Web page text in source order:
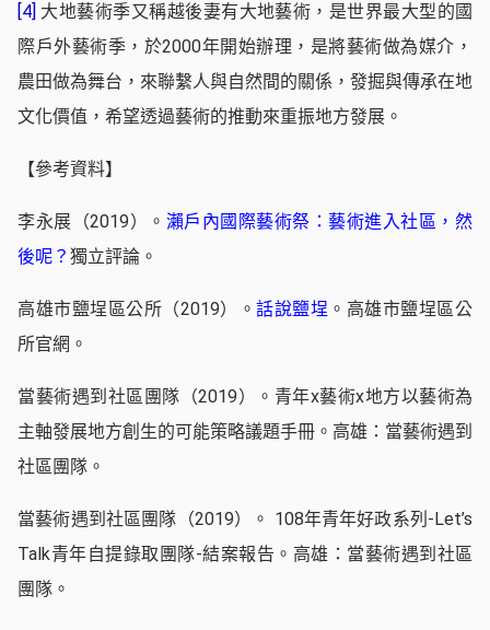
[4] 大地藝術季又稱越後妻有大地藝術，是世界最大型的國
際戶外藝術季，於2000年開始辦理，是將藝術做為媒介，
農田做為舞台，來聯繫人與自然間的關係，發掘與傳承在地
文化價值，希望透過藝術的推動來重振地方發展。
【參考資料】
李永展（2019）。 瀨戶內國際藝術祭：藝術進入社區，然
後呢？ 獨立評論。
高雄市鹽埕區公所（2019）。話說鹽埕 。高雄市鹽埕區公
所官網。
當藝術遇到社區團隊（2019）。青年x藝術x地方以藝術為
主軸發展地方創生的可能策略議題手冊。高雄：當藝術遇到
社區團隊。
當藝術遇到社區團隊（2019）。 108年青年好政系列-Let’s
Talk青年自提錄取團隊-結案報告。高雄：當藝術遇到社區
團隊。